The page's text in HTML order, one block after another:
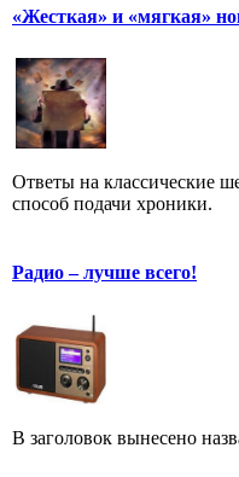
«Жесткая» и «мягкая»
Ответы на классические
способ подачи хроники.
Радио – лучше всего!
В заголовок вынесено